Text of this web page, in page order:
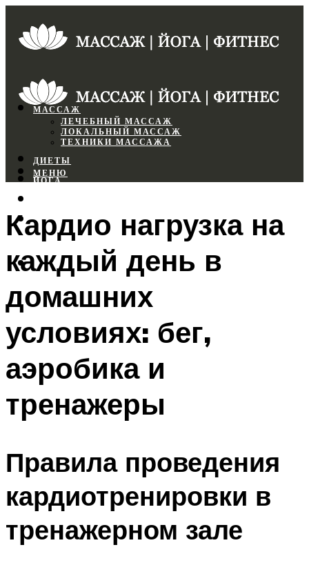
МАССАЖ
ЛЕЧЕБНЫЙ МАССАЖ
ЛОКАЛЬНЫЙ МАССАЖ
ТЕХНИКИ МАССАЖА
ДИЕТЫ
ЙОГА
ФИТНЕС
МЕНЮ
МЕНЮ
Кардио нагрузка на
каждый день в
домашних
условиях: бег,
аэробика и
тренажеры
Правила проведения
кардиотренировки в
тренажерном зале